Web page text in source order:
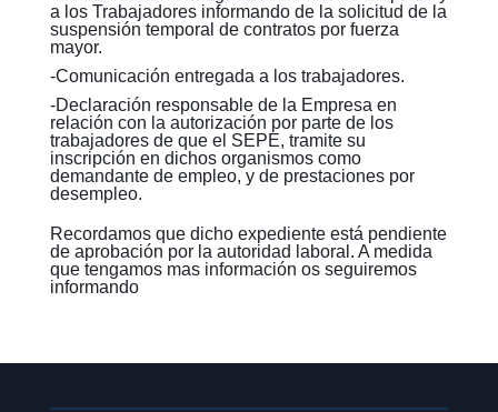
a los Trabajadores informando de la solicitud de la
suspensión temporal de contratos por fuerza
mayor.
-Comunicación entregada a los trabajadores.
-Declaración responsable de la Empresa en
relación con la autorización por parte de los
trabajadores de que el SEPE, tramite su
inscripción en dichos organismos como
demandante de empleo, y de prestaciones por
desempleo.
Recordamos que dicho expediente está pendiente
de aprobación por la autoridad laboral. A medida
que tengamos mas información os seguiremos
informando